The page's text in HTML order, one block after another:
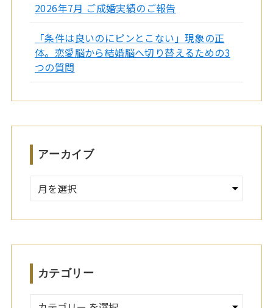
2026年7月 ご成婚実績のご報告
「条件は良いのにピンとこない」現象の正
体。恋愛脳から結婚脳へ切り替えるための3
つの質問
アーカイブ
ー
カテゴリー